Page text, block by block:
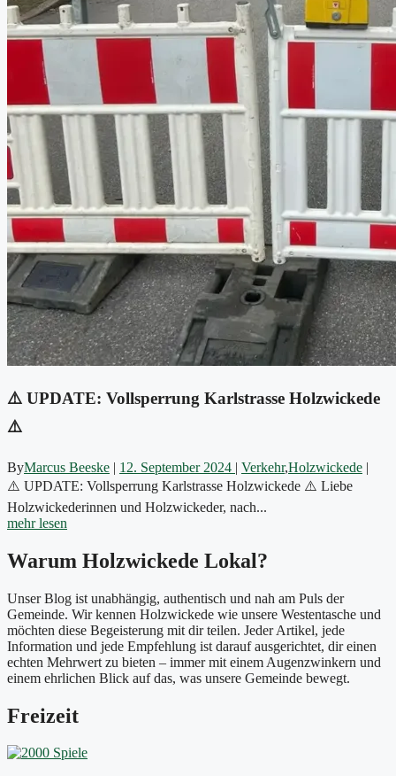
⚠️ UPDATE: Vollsperrung Karlstrasse Holzwickede
⚠️
ByMarcus Beeske | 12. September 2024 | Verkehr,Holzwickede |
⚠️ UPDATE: Vollsperrung Karlstrasse Holzwickede ⚠️ Liebe
Holzwickederinnen und Holzwickeder, nach...
mehr lesen
Warum Holzwickede Lokal?
Unser Blog ist unabhängig, authentisch und nah am Puls der
Gemeinde. Wir kennen Holzwickede wie unsere Westentasche und
möchten diese Begeisterung mit dir teilen. Jeder Artikel, jede
Information und jede Empfehlung ist darauf ausgerichtet, dir einen
echten Mehrwert zu bieten – immer mit einem Augenzwinkern und
einem ehrlichen Blick auf das, was unsere Gemeinde bewegt.
Freizeit